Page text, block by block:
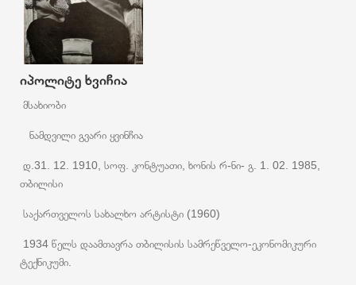
იპოლიტე ხვიჩია
მსახიობი
ნამდვილი გვარი ყვინჩია
დ.31. 12. 1910, სოფ. კონტუათი, ხონის რ-ნი- გ. 1. 02. 1985,
თბილისი
საქართველოს სახალხო არტისტი (1960)
1934 წელს დაამთავრა თბილისის სამრეწველო-ეკონომიკური
ტექნიკუმი.